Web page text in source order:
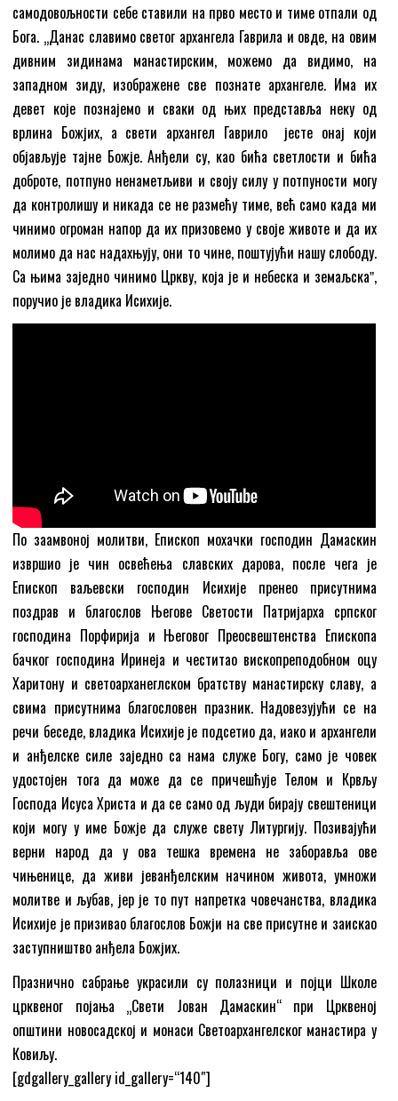
самодовољности себе ставили на прво место и тиме отпали од
Бога. „Данас славимо светог архангела Гаврила и овде, на овим
дивним зидинама манастирским, можемо да видимо, на
западном зиду, изображене све познате архангеле. Има их
девет које познајемо и сваки од њих представља неку од
врлина Божјих, а свети архангел Гаврило јесте онај који
објављује тајне Божје. Анђели су, као бића светлости и бића
доброте, потпуно ненаметљиви и своју силу у потпуности могу
да контролишу и никада се не размећу тиме, већ само када ми
чинимо огроман напор да их призовемо у своје животе и да их
молимо да нас надахњују, они то чине, поштујући нашу слободу.
Са њима заједно чинимо Цркву, која је и небеска и земаљскаˮ,
поручио је владика Исихије.
По заамвоној молитви, Епископ мохачки господин Дамаскин
извршио је чин освећења славских дарова, после чега је
Епископ ваљевски господин Исихије пренео присутнима
поздрав и благослов Његове Светости Патријарха српског
господина Порфирија и Његовог Преосвештенства Епископа
бачког господина Иринеја и честитао вископреподобном оцу
Харитону и светоарханеглском братству манастирску славу, а
свима присутнима благословен празник. Надовезујући се на
речи беседе, владика Исихије је подсетио да, иако и архангели
и анђелске силе заједно са нама служе Богу, само је човек
удостојен тога да може да се причешћује Телом и Крвљу
Господа Исуса Христа и да се само од људи бирају свештеници
који могу у име Божје да служе свету Литургију. Позивајући
верни народ да у ова тешка времена не заборавља ове
чињенице, да живи јеванђелским начином живота, умножи
молитве и љубав, јер је то пут напретка човечанства, владика
Исихије је призивао благослов Божји на све присутне и заискао
заступништво анђела Божјих.
Празнично сабрање украсили су полазници и појци Школе
црквеног појања „Свети Јован Дамаскин“ при Црквеној
општини новосадској и монаси Светоархангелског манастира у
Ковиљу.
[gdgallery_gallery id_gallery=“140″]